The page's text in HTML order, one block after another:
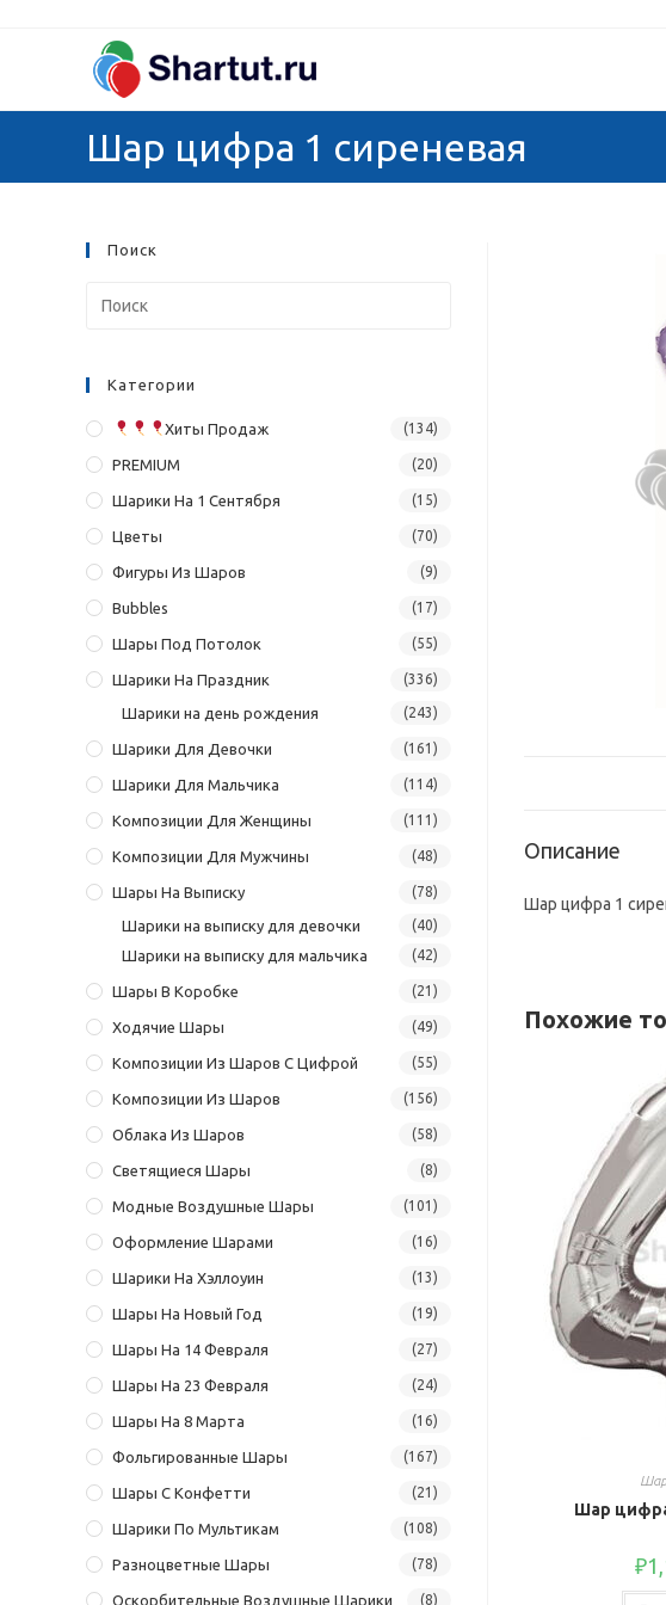
содержимому
Шар цифра 1 сиреневая
Описание
Шар цифра 1
Похожие
Шар
₽
Поиск
Категории
Хиты Продаж (134)
PREMIUM (20)
Шарики На 1 Сентября (15)
Цветы (70)
Фигуры Из Шаров (9)
Bubbles (17)
Шары Под Потолок (55)
Шарики На Праздник (336)
Шарики на день рождения (243)
Шарики Для Девочки (161)
Шарики Для Мальчика (114)
Композиции Для Женщины (111)
Композиции Для Мужчины (48)
Шары На Выписку (78)
Шарики на выписку для девочки (40)
Шарики на выписку для мальчика (42)
Шары В Коробке (21)
Ходячие Шары (49)
Композиции Из Шаров С Цифрой (55)
Композиции Из Шаров (156)
Облака Из Шаров (58)
Светящиеся Шары (8)
Модные Воздушные Шары (101)
Оформление Шарами (16)
Шарики На Хэллоуин (13)
Шары На Новый Год (19)
Шары На 14 Февраля (27)
Шары На 23 Февраля (24)
Шары На 8 Марта (16)
Фольгированные Шары (167)
Шары С Конфетти (21)
Шарики По Мультикам (108)
Разноцветные Шары (78)
Оскорбительные Воздушные Шарики (8)